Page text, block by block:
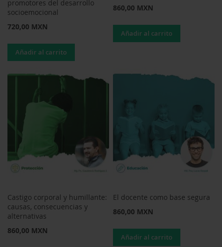
promotores del desarrollo
socioemocional
720,00 MXN
Añadir al carrito
860,00 MXN
Añadir al carrito
Castigo corporal y humillante:
causas, consecuencias y
alternativas
860,00 MXN
El docente como base segura
860,00 MXN
Añadir al carrito